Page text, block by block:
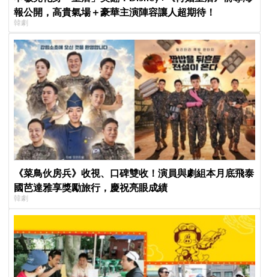
報公開，高貴氣場＋豪華主演陣容讓人超期待！
韓劇
《菜鳥伙房兵》收視、口碑雙收！演員與劇組本月底飛泰
國芭達雅享獎勵旅行，慶祝亮眼成績
韓劇